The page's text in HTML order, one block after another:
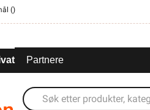
()
Partnere